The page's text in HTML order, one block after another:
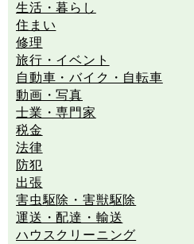
生活・暮らし
住まい
修理
旅行・イベント
自動車・バイク・自転車
動画・写真
士業・専門家
税金
法律
防犯
出張
害虫駆除・害獣駆除
運送・配達・輸送
ハウスクリーニング